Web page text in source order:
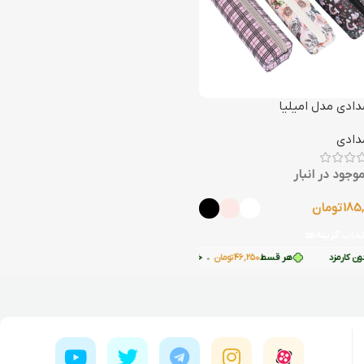
ترب‌پی بدون کارمزدهر قسط46,250تومان • خرید قسطی با ترب‌پی بدون کارمزد
مدل امیلیا
موجود در انبار
تومان